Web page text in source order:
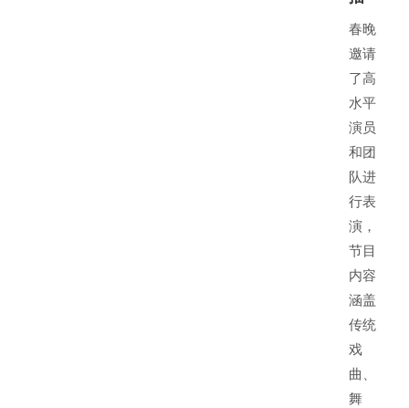
春晚
邀请
了高
水平
演员
和团
队进
行表
演，
节目
内容
涵盖
传统
戏
曲、
舞